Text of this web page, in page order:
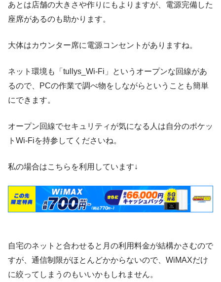
あとは店舗の大きさや作りにもよりますが、電源完備した
座席があるのも助かります。
大体はカウンター席に電源コンセントがありますね。
ネット環境も「tullys_Wi-Fi」というオープンな回線があ
るので、PCの作業で調べ物をしながらということも簡単
にできます。
オープン回線でセキュリティが気になる人は自分のポケッ
トWi-Fiを持参してくださいね。
私の場合はこちらを利用しています↓
自宅のネットと合わせると月の利用料金が結構かさむので
すが、通信制限がほとんどかからないので、WiMAXだけ
に絞ってしまうのもいいかもしれません。